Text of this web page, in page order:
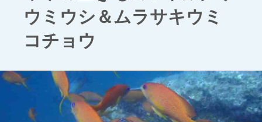
ウミウシ＆ムラサキウミ
コチョウ